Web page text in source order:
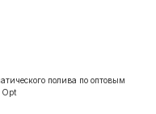
полива по оптовым
Opt